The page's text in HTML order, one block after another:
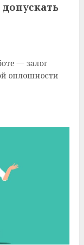
— залог
оплошности